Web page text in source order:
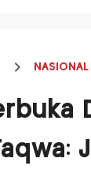
NASIONAL